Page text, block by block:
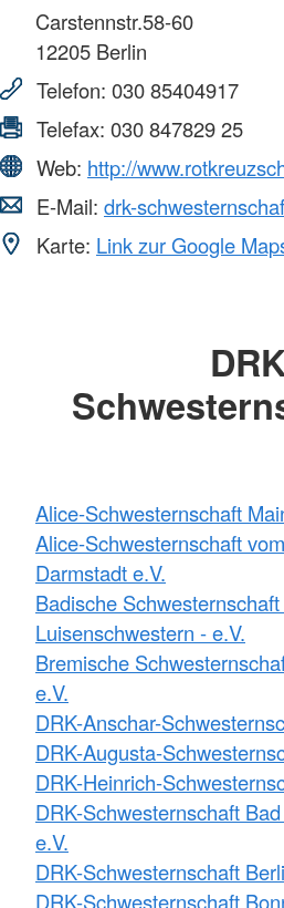
Carstennstr.58-60
12205 Berlin
Telefon: 030 85404917
Telefax: 030 847829 25
Web: http://
E-Mail: drk-
Karte: Link zur Google
Alice-Schwesternschaft
Alice-Schwesternschaft
Darmstadt e.V.
Badische
Luisenschwestern - e.V.
Bremische
e.V.
DRK-Anschar-
DRK-Augusta-
DRK-Heinrich-
DRK-Schwesternschaft
e.V.
DRK-Schwesternschaft
DRK-Schwesternschaft